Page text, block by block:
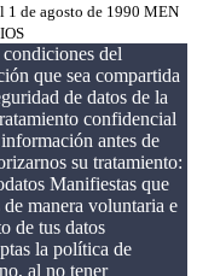
1 de agosto de 1990 MEN
del
que sea compartida
de datos de la
confidencial
antes de
su tratamiento:
Manifiestas que
manera voluntaria e
de tus datos
la política de
al no tener